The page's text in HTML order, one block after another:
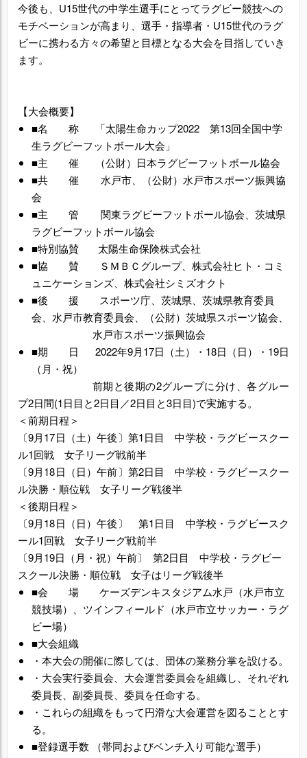
今後も、U15世代の中学生選手にとってラグビー競技への
モチベーションが高まり、選手・指導者・U15世代のラグ
ビーに携わる方々の希望と目標となる大会を目指していき
ます。
【大会概要】
■名 称 「太陽生命カップ2022 第13回全国中学
生ラグビーフットボール大会」
■主 催 （公財）日本ラグビーフットボール協会
■共 催 水戸市、（公財）水戸市スポーツ振興協
会
■主 管 関東ラグビーフットボール協会、茨城県
ラグビーフットボール協会
■特別協賛 太陽生命保険株式会社
■協 賛 ＳＭＢＣグループ、株式会社ヒト・コミ
ュニケーションズ、株式会社シミズオクト
■後 援 スポーツ庁、茨城県、茨城県教育委員
会、水戸市教育委員会、（公財）茨城県スポーツ協会、
水戸市スポーツ振興協会
■期 日 2022年9月17日（土）・18日（日）・19日
（月・祝）
前期と後期の2グループに分け、各グルー
プ2日間(1日目と2日目／2日目と3日目)で実施する。
＜前期日程＞
〔9月17日（土）午後〕第1日目 中学校・ラグビースクー
ル1回戦 女子リーグ戦前半
〔9月18日（日）午前〕第2日目 中学校・ラグビースクー
ル決勝・順位戦 女子リーグ戦後半
＜後期日程＞
〔9月18日（日）午後〕 第1日目 中学校・ラグビースク
ール1回戦 女子リーグ戦前半
〔9月19日（月・祝）午前〕 第2日目 中学校・ラグビー
スクール決勝・順位戦 女子はリーグ戦後半
■会 場 ケーズデンキスタジアム水戸（水戸市立
競技場）、ツインフィールド（水戸市立サッカー・ラグ
ビー場）
■大会組織
・本大会の開催に際しては、団体の業務分掌を設ける。
・大会実行委員会、大会運営委員会を組織し、それぞれ
委員長、副委員長、委員を任命する。
・これらの組織をもって円滑な大会運営を図ることとす
る。
■登録選手数 （帯同およびベンチ入り可能な選手）